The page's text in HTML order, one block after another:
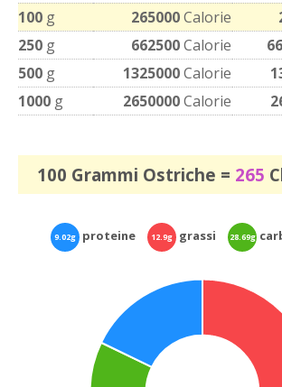
100 g 265000Calorie
250 g 662500Calorie
500 g 1325000Calorie
1000 g 2650000Calorie
100 Grammi Ostriche = 265
9.02g proteine 12.9g grassi 28.69g